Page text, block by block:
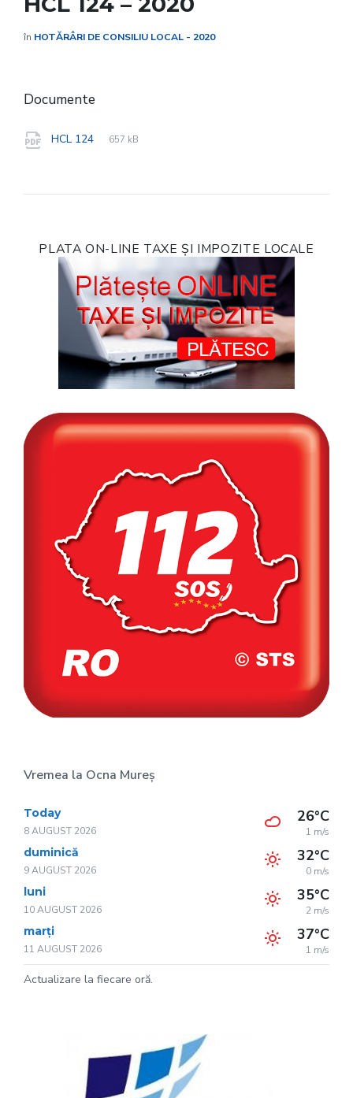
în HOTĂRÂRI DE CONSILIU LOCAL - 2020
Documente
HCL 124
File
pdf
File
657 kB
PLATA ON-LINE TAXE ȘI IMPOZITE LOCALE
Vremea la Ocna Mureș
Today
8 AUGUST 2026
26°C
1 m/s
duminică
9 AUGUST 2026
32°C
0 m/s
luni
10 AUGUST 2026
35°C
2 m/s
marți
11 AUGUST 2026
37°C
1 m/s
Actualizare la fiecare oră.